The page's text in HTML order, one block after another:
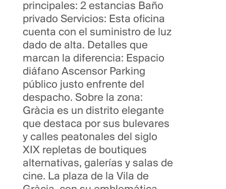
principales: 2 estancias Baño
privado Servicios: Esta oficina
cuenta con el suministro de luz
dado de alta. Detalles que
marcan la diferencia: Espacio
diáfano Ascensor Parking
público justo enfrente del
despacho. Sobre la zona:
Gràcia es un distrito elegante
que destaca por sus bulevares
y calles peatonales del siglo
XIX repletas de boutiques
alternativas, galerías y salas de
cine. La plaza de la Vila de